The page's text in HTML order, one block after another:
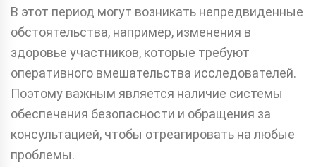
В этот период могут возникать непредвиденные
обстоятельства, например, изменения в
здоровье участников, которые требуют
оперативного вмешательства исследователей.
Поэтому важным является наличие системы
обеспечения безопасности и обращения за
консультацией, чтобы отреагировать на любые
проблемы.